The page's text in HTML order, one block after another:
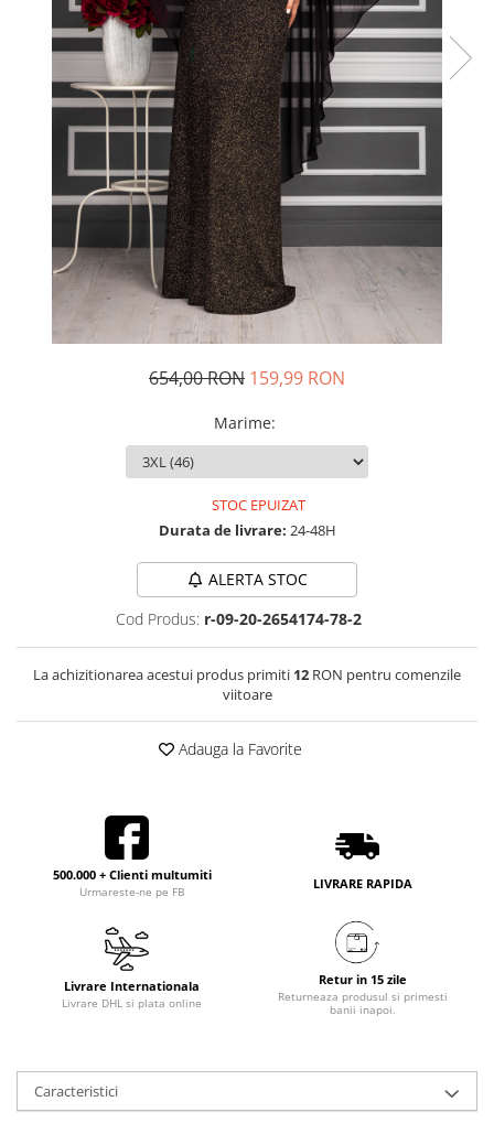
Rochii din dantela
Rochii din tafta
Rochii cu paiete
Rochii din tul
Rochii din catifea
Rochii din Barbie/Bistrech
Rochii din saten
Rochii voal
Rochii cu imprimeu
654,00 RON 159,99 RON
Marime:
STOC EPUIZAT
Durata de livrare: 24-48H
ALERTA STOC
Cod Produs: r-09-20-2654174-78-2
La achizitionarea acestui produs primiti 12 RON pentru comenzile
viitoare
Adauga la Favorite
500.000 + Clienti multumiti
Urmareste-ne pe FB
LIVRARE RAPIDA
Livrare Internationala
Livrare DHL si plata online
Retur in 15 zile
Returneaza produsul si primesti
banii inapoi.
Caracteristici